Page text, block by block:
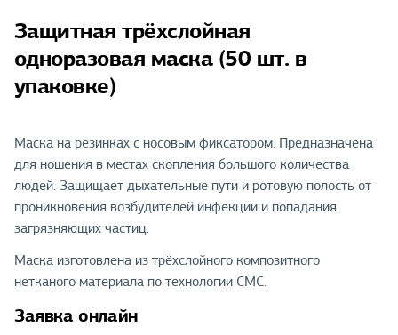
Защитная трёхслойная
одноразовая маска (50 шт. в
упаковке)
Маска на резинках с носовым фиксатором. Предназначена
для ношения в местах скопления большого количества
людей. Защищает дыхательные пути и ротовую полость от
проникновения возбудителей инфекции и попадания
загрязняющих частиц.
Маска изготовлена из трёхслойного композитного
нетканого материала по технологии СМС.
Заявка онлайн